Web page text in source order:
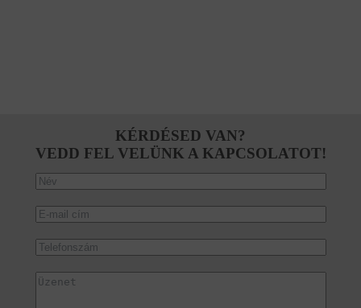
KÉRDÉSED VAN?
VEDD FEL VELÜNK A KAPCSOLATOT!